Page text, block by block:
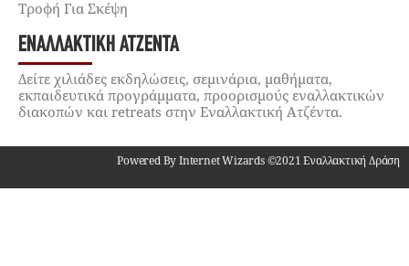
Τροφή Για Σκέψη
ΕΝΑΛΛΑΚΤΙΚΉ ΑΤΖΈΝΤΑ
Δείτε χιλιάδες εκδηλώσεις, σεμινάρια, μαθήματα,
εκπαιδευτικά προγράμματα, προορισμούς εναλλακτικών
διακοπών και retreats στην Εναλλακτική Ατζέντα.
Powered By Internet Wizards ©2021 Εναλλακτική Δράση